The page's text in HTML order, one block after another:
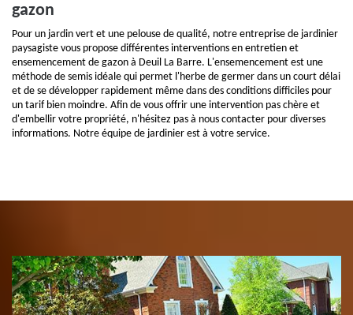
gazon
Pour un jardin vert et une pelouse de qualité, notre entreprise de jardinier
paysagiste vous propose différentes interventions en entretien et
ensemencement de gazon à Deuil La Barre. L'ensemencement est une
méthode de semis idéale qui permet l'herbe de germer dans un court délai
et de se développer rapidement même dans des conditions difficiles pour
un tarif bien moindre. Afin de vous offrir une intervention pas chère et
d'embellir votre propriété, n'hésitez pas à nous contacter pour diverses
informations. Notre équipe de jardinier est à votre service.